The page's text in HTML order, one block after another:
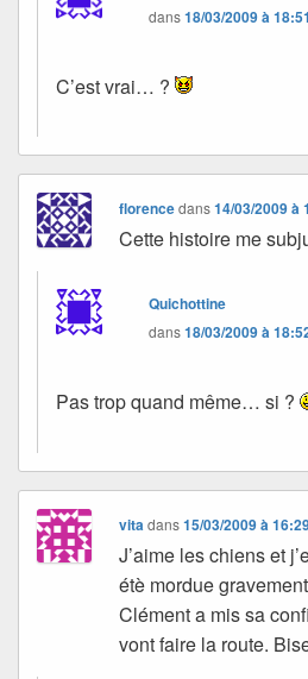
dans18/03/2009 à 18:51
C’est vrai… ?
florencedans14/03/2009 à
Cette histoire me
Quichottine
dans18/03/2009 à
Pas trop quand même… si ?
vitadans15/03/2009 à
J’aime les chiens et
étè mordue
Clément a mis sa
vont faire la route.